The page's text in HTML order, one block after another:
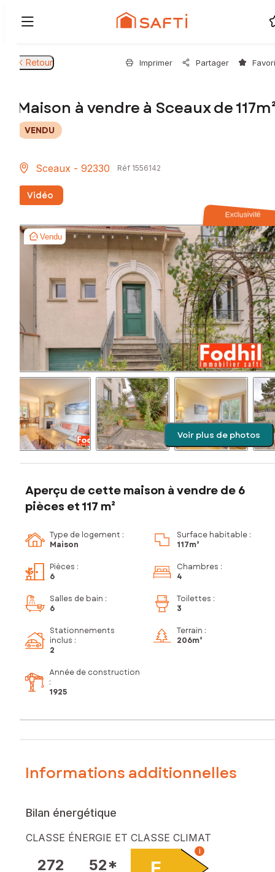
Retour Imprimer Partager
Maison à vendre à Sceaux de
VENDU
Sceaux - 92330 Réf 1556142
Vidéo
Exclusivité
Vendu
Voir plus de photos
Aperçu de cette maison à vendre de 6
pièces et 117 m²
Type de logement :
Maison
Surface habitable :
117m²
Pièces :
6
Chambres :
4
Salles de bain :
6
Toilettes :
3
Stationnements
inclus :
2
Terrain :
206m²
Année de construction
:
1925
Informations additionnelles
Bilan énergétique
CLASSE ÉNERGIE ET CLASSE CLIMAT
272 52*
i